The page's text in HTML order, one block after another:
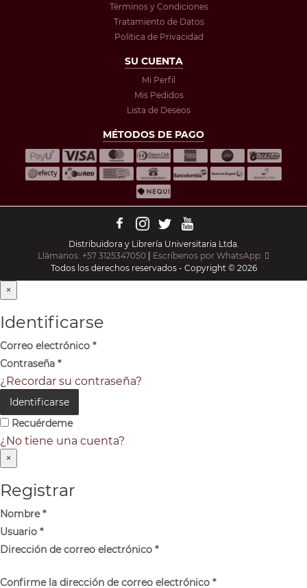
Términos y Condiciones
Tratamiento de Datos
Política de Privacidad
SU CUENTA
Mi Perfil
Mis Pedidos
Lista de Deseos
MÉTODOS DE PAGO
Distribuidora y Librería Universitaria Ltda.
Llámanos: +57 3125347050 | Escríbenos por WhatsApp:
Todos los derechos reservados - Copyright © 2026
×
Identificarse
Correo electrónico *
Contraseña *
¿Recordar su contraseña?
Identificarse
Recuérdeme
¿No tiene una cuenta?
×
Registrar
Nombre*
Usuario *
Dirección de correo electrónico *
Confirme la dirección de correo electrónico *